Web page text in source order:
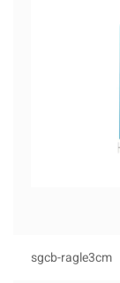
sgcb-ragle3cm